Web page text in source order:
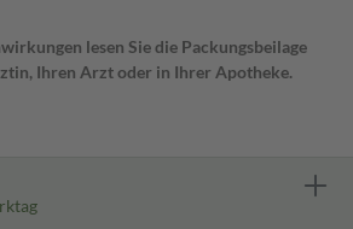
lesen Sie die Packungsbeilage
Ihren Arzt oder in Ihrer Apotheke.